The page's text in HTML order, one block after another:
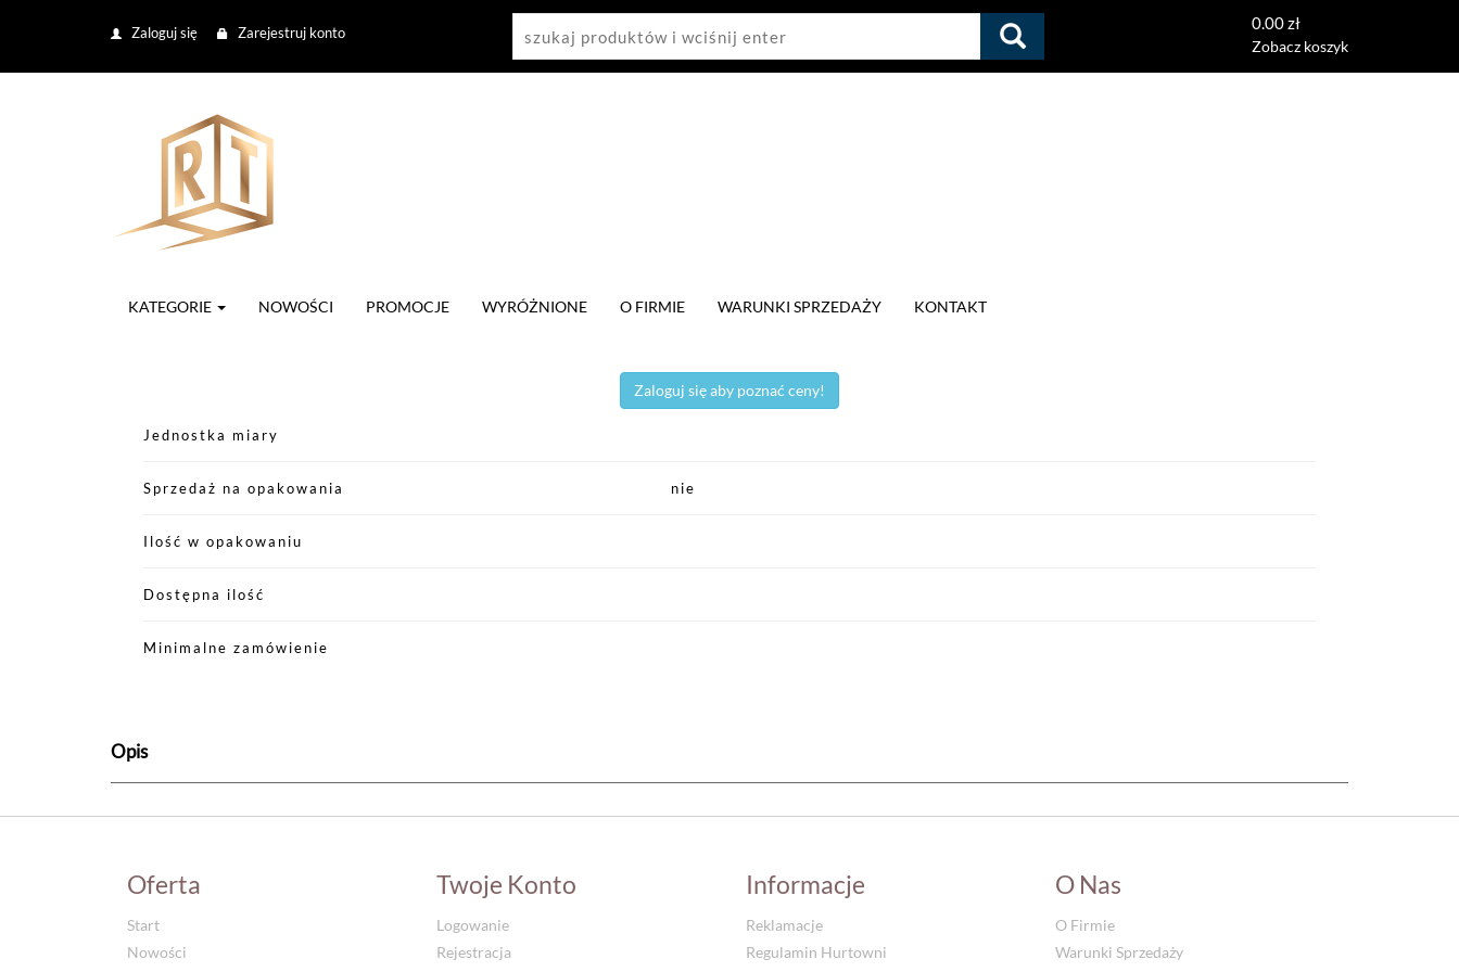
Zaloguj się Zarejestruj konto 0.00 zł
Zobacz koszyk
KATEGORIE NOWOŚCI PROMOCJE WYRÓŻNIONE O FIRMIE WARUNKI SPRZEDAŻY KONTAKT
Zaloguj się aby poznać ceny!
Jednostka miary
Sprzedaż na opakowania nie
Ilość w opakowaniu
Dostępna ilość
Minimalne zamówienie
Opis
Oferta
Start
Nowości
Twoje Konto
Logowanie
Rejestracja
Informacje
Reklamacje
Regulamin Hurtowni
O Nas
O Firmie
Warunki Sprzedaży